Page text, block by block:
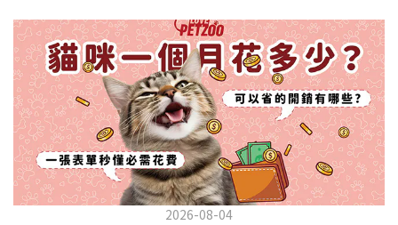
時立即獎勵。另外要處理的常見問題包括咬人、啃咬家具和亂叫。
每當出現不當行為，給予適當替代品（如咬玩具代替咬手），並在
幼犬選擇正確行為時獎勵，這比責罵更有效。社交化訓練 兩個月大
的幼犬正處於社會化黃金期，這階段的經驗將深刻影響未來性格。
安排幼犬接觸不同人類（包括兒童、戴眼鏡的人、使用拐杖的人
等）、各種動物、交通工具和環境聲音。起初保持在安全、受控的
情境中，逐漸增加複雜度。每次正面社交體驗後給予獎勵，建立幼
犬對新事物的積極態度。進階技巧強化 基礎訓練穩固後，可以進入
更複雜的技巧訓練。這包括遠距離控制、不同干擾下的指令遵從、
下降，表示身體狀況不佳，應儘快就醫！📌 貓咪拉肚子判斷步驟5：
檢查是否需要帶去看獸醫 如果拉肚子 1~2 次但精神好、食慾正常，
可以先觀察，如果腹瀉超過 48 小時或水狀腹瀉 + 嗜睡、食慾下降、
嘔吐 應立即就醫。 透過這 5 個步驟，你可以快速判斷貓咪拉肚子的
原因與嚴重程度，確保毛孩的腸胃健康！如果不確定情況，還是建
議讓獸醫檢查，才能安心哦！🐾💖4種高風險群貓咪拉肚子要小心高
風險貓咪包含：幼貓、老貓、懷孕貓、有慢性疾病貓，這些貓咪在
身體狀況出現警訊時要特別注意，如拉肚子次數超過2次以上，就建
議直接尋求獸醫協助。2要訣判斷貓咪拉肚子要不要看醫生 高風險貓
兩全其美！貓咪掉毛原因1. 皮膚問題貓咪皮膚問題是造成掉毛的常
見兇手！皮膚發炎、感染或是長期搔癢，都會讓貓咪的毛髮失去健
康光澤並大量脫落。常見的皮膚問題包括皮膚黴菌、細菌感染、疥
癬蟲等寄生蟲，甚至是皮膚過度乾燥。如果發現貓咪皮膚有紅腫、
結痂、脫屑或異常氣味，同時伴隨掉毛，建議盡快帶牠看獸醫哦！
貓咪掉毛原因2. 過敏誰說只有人類會過敏？貓咪也會！貓咪可能對
環境中的塵蟎、花粉、清潔劑，甚至是食物中的某些成分產生過敏
反應。過敏症狀不只是打噴嚏、流眼淚，還會引起皮膚搔癢和掉毛
問題。特別是食物過敏，更是常被忽略的掉毛元兇！如果貓咪經常
2026-08-04